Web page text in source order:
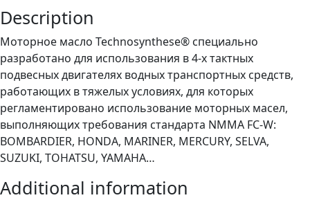
Description
Моторное масло Technosynthese® специально
разработано для использования в 4-х тактных
подвесных двигателях водных транспортных средств,
работающих в тяжелых условиях, для которых
регламентировано использование моторных масел,
выполняющих требования стандарта NMMA FC-W:
BOMBARDIER, HONDA, MARINER, MERCURY, SELVA,
SUZUKI, TOHATSU, YAMAHA…
Additional information